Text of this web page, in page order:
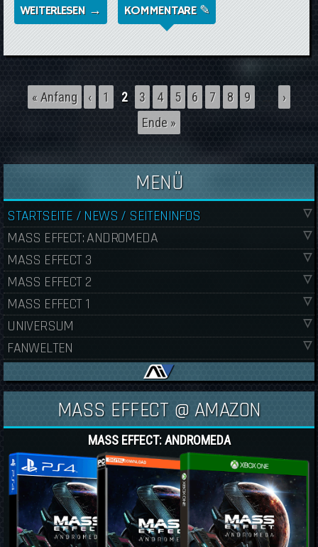
WEITERLESEN → ÜBER MASS EFFECT: ANDROMEDA -
PATHFINDER TEAM BRIEFING
KOMMENTARE ✎
Seiten« Anfang ‹ 1 2 3 4 5 6 7 8 9
›
Ende »
MENÜ
STARTSEITE / NEWS / SEITENINFOS
MASS EFFECT: ANDROMEDA
MASS EFFECT 3
MASS EFFECT 2
MASS EFFECT 1
UNIVERSUM
FANWELTEN
MASS EFFECT @ AMAZON
MASS EFFECT: ANDROMEDA